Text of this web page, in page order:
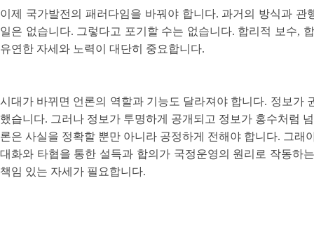
이제 국가발전의 패러다임을 바꿔야 합니다. 과거의 방식과
일은 없습니다. 그렇다고 포기할 수는 없습니다. 합리적 보수,
유연한 자세와 노력이 대단히 중요합니다.
시대가 바뀌면 언론의 역할과 기능도 달라져야 합니다. 정보가
했습니다. 그러나 정보가 투명하게 공개되고 정보가 홍수처럼
론은 사실을 정확할 뿐만 아니라 공정하게 전해야 합니다. 그래
대화와 타협을 통한 설득과 합의가 국정운영의 원리로 작동하
책임 있는 자세가 필요합니다.